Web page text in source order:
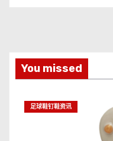
You missed
足球鞋钉鞋资讯